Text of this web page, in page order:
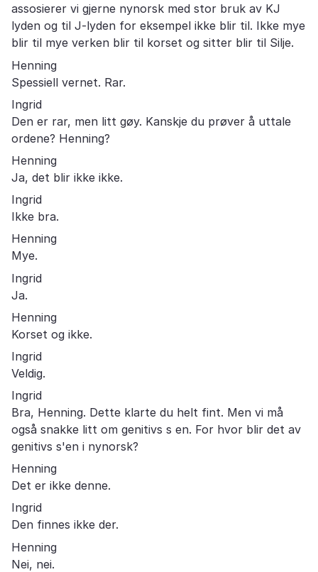
assosierer vi gjerne nynorsk med stor bruk av KJ
lyden og til J-lyden for eksempel ikke blir til. Ikke mye
blir til mye verken blir til korset og sitter blir til Silje.
Henning
Spessiell vernet. Rar.
Ingrid
Den er rar, men litt gøy. Kanskje du prøver å uttale
ordene? Henning?
Henning
Ja, det blir ikke ikke.
Ingrid
Ikke bra.
Henning
Mye.
Ingrid
Ja.
Henning
Korset og ikke.
Ingrid
Veldig.
Ingrid
Bra, Henning. Dette klarte du helt fint. Men vi må
også snakke litt om genitivs s en. For hvor blir det av
genitivs s'en i nynorsk?
Henning
Det er ikke denne.
Ingrid
Den finnes ikke der.
Henning
Nei, nei.